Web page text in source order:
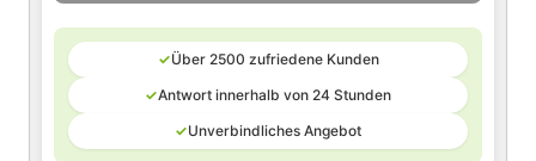
✓Über 2500 zufriedene Kunden
✓Antwort innerhalb von 24 Stunden
✓Unverbindliches Angebot